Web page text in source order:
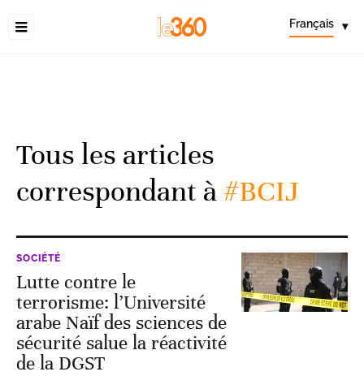
Français ▾
Tous les articles
correspondant à#BCIJ
SOCIÉTÉ
Lutte contre le
terrorisme: l’Université
arabe Naïf des sciences de
sécurité salue la réactivité
de la DGST